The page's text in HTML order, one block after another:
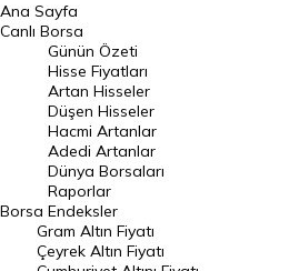
BIST 100 Hisseleri
En Çok Artan Hisseler
En Çok Düşen Hisseler
Hacmi Artanlar
Geçmiş Kapanışlar
Dünya Borsaları
Raporlar
Ana Sayfa
Canlı Borsa
Borsa
Günün Özeti
Hisse Fiyatları
Artan Hisseler
Düşen Hisseler
Hacmi Artanlar
Adedi Artanlar
Dünya Borsaları
Raporlar
Endeksler
Gram Altın Fiyatı
Çeyrek Altın Fiyatı